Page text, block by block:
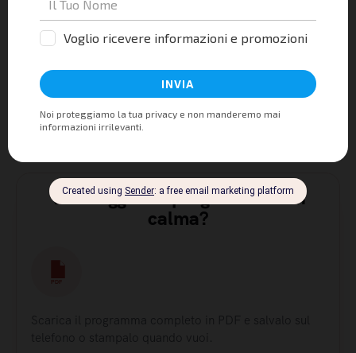
Giorno 31 Stoccolma - Trelleborg - Km 646
Vuoi leggere il programma con
calma?
PDF